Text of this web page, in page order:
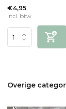
€4,95
Incl. btw
Overige